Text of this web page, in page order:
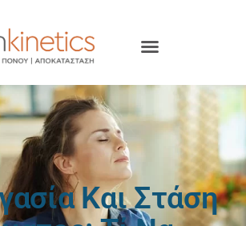
Και Στάση